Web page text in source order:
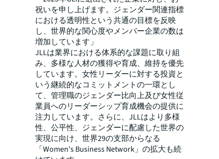
祝いを申し上げます。ジェンダー関連指標
における透明性という共通の目標を反映
し、世界的な関心度やメンバー企業の数は
増加しています」
JLLは業界における体系的な課題に取り組
み、多様な人材の獲得や育成、維持を優先
しています。女性リーダーに対する投資と
いう継続的なコミットメントの一環とし
て、管理職のジェンダー比向上及び女性従
業員へのリーダーシップ育成機会の提供に
注力しています。さらに、JLLはより多様
性、公平性、ジェンダーに配慮した世界の
実現に向け、世界29の支部からなる
「Women's Business Network」の拡大も続